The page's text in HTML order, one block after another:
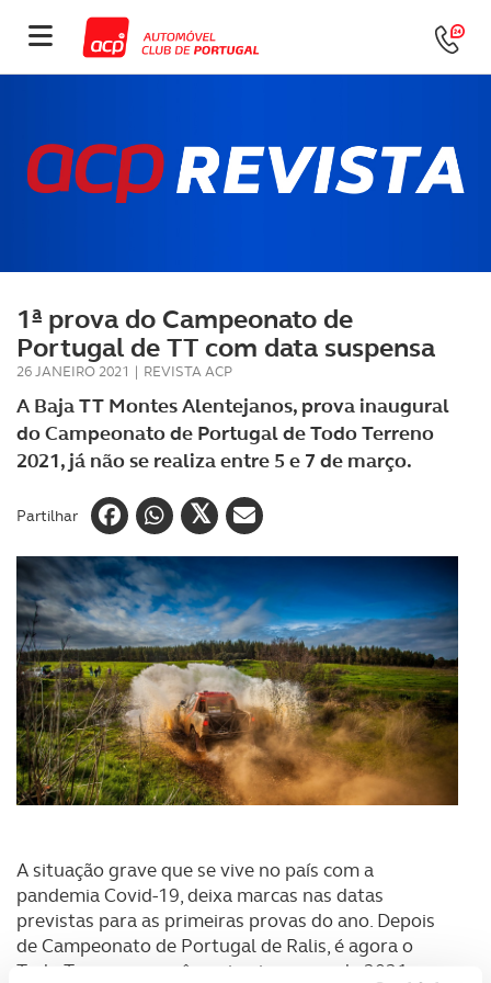
1ª prova do Campeonato de
Portugal de TT com data suspensa
26 JANEIRO 2021 | REVISTA ACP
A Baja TT Montes Alentejanos, prova inaugural
do Campeonato de Portugal de Todo Terreno
2021, já não se realiza entre 5 e 7 de março.
Partilhar
A situação grave que se vive no país com a
pandemia Covid-19, deixa marcas nas datas
previstas para as primeiras provas do ano. Depois
de Campeonato de Portugal de Ralis, é agora o
Todo Terreno que vê a primeira prova de 2021 ser